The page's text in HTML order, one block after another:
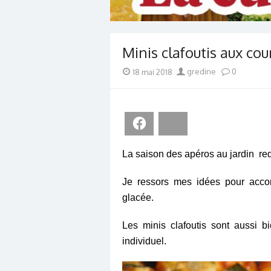
Minis clafoutis aux
Posted
18 mai 2018 Author
gredine 0
La saison des apéros au jardin
Je ressors mes idées pour
glacée.
Les minis clafoutis sont aussi
individuel.